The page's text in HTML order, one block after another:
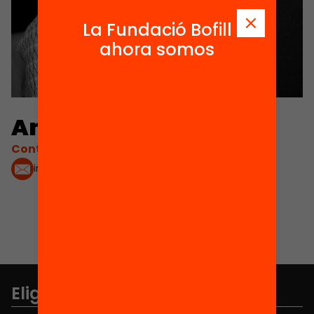
Anna Ramis
Contacta'm:
info@annaramis.cat
Elige equidad
La Fundació Bofill
ahora somos